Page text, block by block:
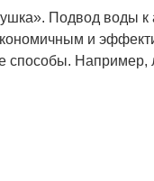
Подвод воды к
и
Например,